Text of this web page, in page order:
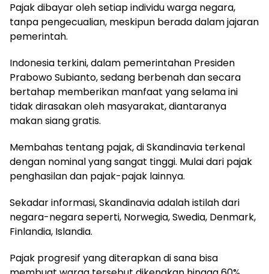
Pajak dibayar oleh setiap individu warga negara,
tanpa pengecualian, meskipun berada dalam jajaran
pemerintah.
Indonesia terkini, dalam pemerintahan Presiden
Prabowo Subianto, sedang berbenah dan secara
bertahap memberikan manfaat yang selama ini
tidak dirasakan oleh masyarakat, diantaranya
makan siang gratis.
Membahas tentang pajak, di Skandinavia terkenal
dengan nominal yang sangat tinggi. Mulai dari pajak
penghasilan dan pajak-pajak lainnya.
Sekadar informasi, Skandinavia adalah istilah dari
negara-negara seperti, Norwegia, Swedia, Denmark,
Finlandia, Islandia.
Pajak progresif yang diterapkan di sana bisa